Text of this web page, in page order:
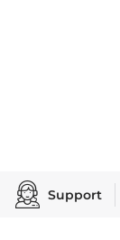
Support